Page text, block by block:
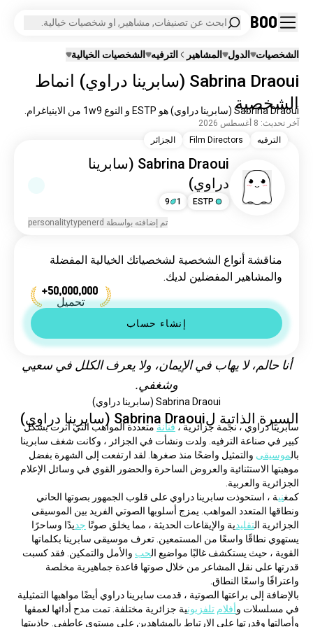
Boo ابحث عن تصنيفات, مشاهير, او شخصيات خيالية.
الشخصيات الدول المشاهير الترفيه الشخصيات الخيالية
Sabrina Draoui (سابرينا دراوي) انماط
الشخصية
Sabrina Draoui (سابرينا دراوي) هو ESTP و النوع 1w9 من الاينياغرام.
آخر تحديث: 8 أغسطس 2026
Sabrina Draoui (سابرينا
دراوي)
ESTP
1
9
الترفيه Film Directors الجزائر
تم إضافته بواسطة personalitytypenerd
مناقشة أنواع الشخصية لشخصياتك الخيالية المفضلة
والمشاهير المفضلين لديك.
50,000,000+
تحميل
إنشاء حساب
أنا حالم، لا يهاب في الإيمان، ولا يعرف الكلل في سعيي
وشغفي.
Sabrina Draoui (سابرينا دراوي)
السيرة الذاتية لSabrina Draoui (سابرينا دراوي)
سابرينا دراوي ، نجمة جزائرية ، فنانة
متعددة المواهب التي أثرت بشكل
بالموسيقى
الجزائرية والعربية.
كمغني
الجزائرية التقليدية والإيقاعات الحديثة ، مما يخلق صوتًا جد
القوية ، حيث يستكشف غالبًا مواضيع الحب
واعترافًا واسعًا النطاق.
في مسلسلات وأفلام تلفزيون